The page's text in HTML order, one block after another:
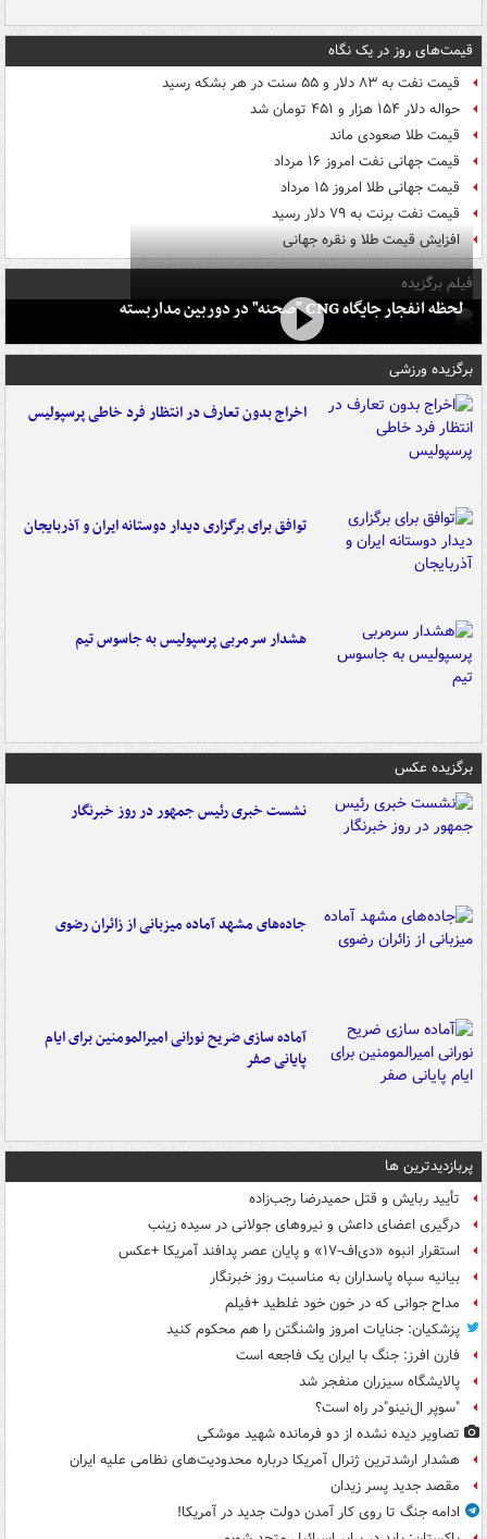
قیمت‌های روز در یک نگاه
قیمت نفت به ۸۳ دلار و ۵۵ سنت در هر بشکه رسید
حواله دلار ۱۵۴ هزار و ۴۵۱ تومان شد
قیمت طلا صعودی ماند
قیمت جهانی نفت امروز ۱۶ مرداد
قیمت جهانی طلا امروز ۱۵ مرداد
قیمت نفت برنت به ۷۹ دلار رسید
افزایش قیمت طلا و نقره جهانی
فیلم برگزیده
لحظه انفجار جایگاه CNG "صحنه" در دوربین مداربسته
برگزیده ورزشی
اخراج بدون تعارف در انتظار فرد خاطی پرسپولیس
توافق برای برگزاری دیدار دوستانه ایران و آذربایجان
هشدار سرمربی پرسپولیس به جاسوس تیم
برگزیده عکس
نشست خبری رئیس جمهور در روز خبرنگار
جاده‌های مشهد آماده میزبانی از زائران رضوی
آماده سازی ضریح نورانی امیرالمومنین برای ایام
پایانی صفر
پربازدیدترین ها
تأیید ربایش و قتل حمیدرضا رجب‌زاده
درگیری اعضای داعش و نیروهای جولانی در سیده زینب
استقرار انبوه «دی‌اف‑۱۷» و پایان عصر پدافند آمریکا +عکس
بیانیه سپاه پاسداران به مناسبت روز خبرنگار
مداح جوانی که در خون خود غلطید +فیلم
پزشکیان: جنایات امروز واشنگتن را هم محکوم کنید
فارن افرز: جنگ با ایران یک فاجعه است
پالایشگاه سیزران منفجر شد
"سوپر ال‌نینو"در راه است؟
تصاویر دیده‌ نشده از دو فرمانده شهید موشکی
هشدار ارشدترین ژنرال آمریکا درباره محدودیت‌های نظامی علیه ایران
مقصد جدید پسر زیدان
ادامه جنگ تا روی کار آمدن دولت جدید در آمریکا!